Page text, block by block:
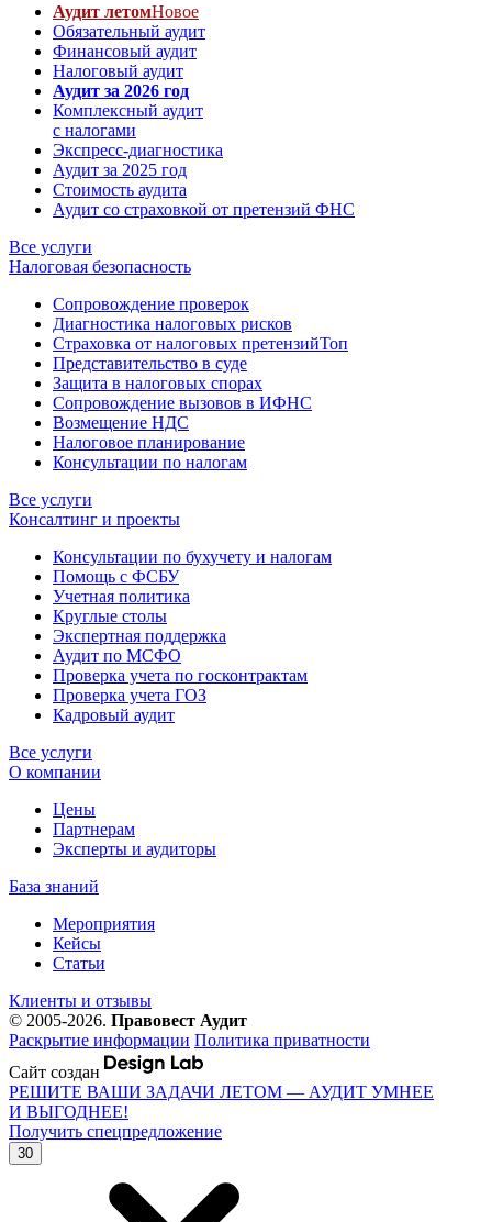
Аудит летомНовое
Обязательный аудит
Финансовый аудит
Налоговый аудит
Аудит за 2026 год
Комплексный аудит
с налогами
Экспресс-диагностика
Аудит за 2025 год
Стоимость аудита
Аудит со страховкой от претензий ФНС
Все услуги
Налоговая безопасность
Сопровождение проверок
Диагностика налоговых рисков
Страховка от налоговых претензийТоп
Представительство в суде
Защита в налоговых спорах
Сопровождение вызовов в ИФНС
Возмещение НДС
Налоговое планирование
Консультации по налогам
Все услуги
Консалтинг и проекты
Консультации по бухучету и налогам
Помощь с ФСБУ
Учетная политика
Круглые столы
Экспертная поддержка
Аудит по МСФО
Проверка учета по госконтрактам
Проверка учета ГОЗ
Кадровый аудит
Все услуги
О компании
Цены
Партнерам
Эксперты и аудиторы
База знаний
Мероприятия
Кейсы
Статьи
Клиенты и отзывы
© 2005-2026. Правовест Аудит
Раскрытие информации Политика приватности
Сайт создан
РЕШИТЕ ВАШИ ЗАДАЧИ ЛЕТОМ — АУДИТ УМНЕЕ
И ВЫГОДНЕЕ!
Получить спецпредложение
30